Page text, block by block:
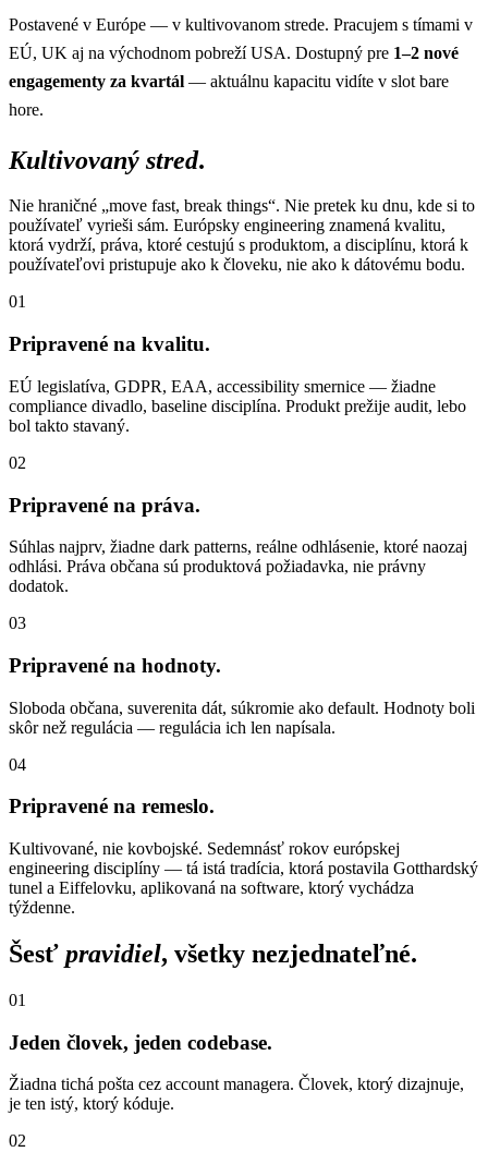
Postavené v Európe — v kultivovanom strede. Pracujem s tímami v
EÚ, UK aj na východnom pobreží USA. Dostupný pre 1–2 nové
engagementy za kvartál — aktuálnu kapacitu vidíte v slot bare
hore.
Kultivovaný stred.
Nie hraničné „move fast, break things“. Nie pretek ku dnu, kde si to
používateľ vyrieši sám. Európsky engineering znamená kvalitu,
ktorá vydrží, práva, ktoré cestujú s produktom, a disciplínu, ktorá k
používateľovi pristupuje ako k človeku, nie ako k dátovému bodu.
01
Pripravené na kvalitu.
EÚ legislatíva, GDPR, EAA, accessibility smernice — žiadne
compliance divadlo, baseline disciplína. Produkt prežije audit, lebo
bol takto stavaný.
02
Pripravené na práva.
Súhlas najprv, žiadne dark patterns, reálne odhlásenie, ktoré naozaj
odhlási. Práva občana sú produktová požiadavka, nie právny
dodatok.
03
Pripravené na hodnoty.
Sloboda občana, suverenita dát, súkromie ako default. Hodnoty boli
skôr než regulácia — regulácia ich len napísala.
04
Pripravené na remeslo.
Kultivované, nie kovbojské. Sedemnásť rokov európskej
engineering disciplíny — tá istá tradícia, ktorá postavila Gotthardský
tunel a Eiffelovku, aplikovaná na software, ktorý vychádza
týždenne.
Šesť pravidiel, všetky nezjednateľné.
01
Jeden človek, jeden codebase.
Žiadna tichá pošta cez account managera. Človek, ktorý dizajnuje,
je ten istý, ktorý kóduje.
02